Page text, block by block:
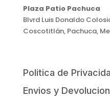
Plaza Patio Pachuca
Blvrd Luis Donaldo
Coscotitlán, Pachuca,
Politica de
Envios y